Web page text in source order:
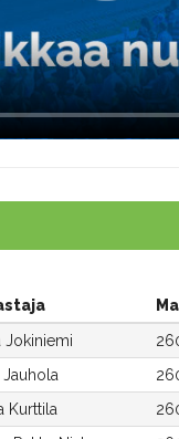
Jokiniemi
Jauhola
Kurttila